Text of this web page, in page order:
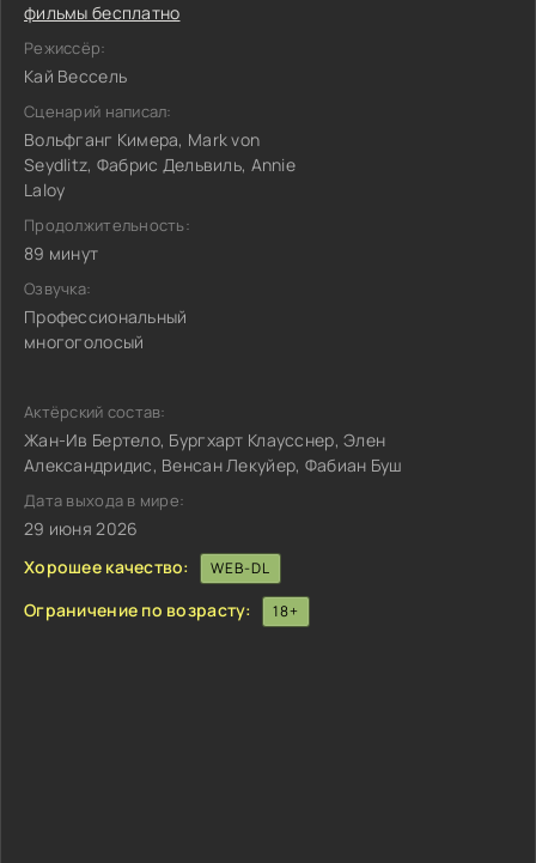
фильмы бесплатно
Режиссёр:
Кай Вессель
Сценарий написал:
Вольфганг Кимера, Mark von
Seydlitz, Фабрис Дельвиль, Annie
Laloy
Продолжительность:
89 минут
Озвучка:
Профессиональный
многоголосый
Актёрский состав:
Жан-Ив Бертело, Бургхарт Клаусснер, Элен
Александридис, Венсан Лекуйер, Фабиан Буш
Дата выхода в мире:
29 июня 2026
Хорошее качество:
WEB-DL
Ограничение по возрасту: 18+